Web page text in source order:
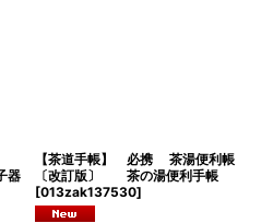
器
【茶道手帳】 必携 茶湯便利帳
〔改訂版〕 茶の湯便利手帳
[013zak137530]